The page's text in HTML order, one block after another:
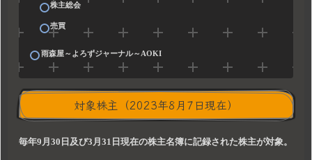
株主総会
売買
雨森屋～よろずジャーナル～AOKI
対象株主（2023年8月7日現在）
毎年9月30日及び3月31日現在の株主名簿に記録された株主が対象。